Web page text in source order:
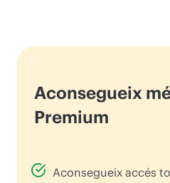
Aconsegueix
Premium
Aconsegueix accés